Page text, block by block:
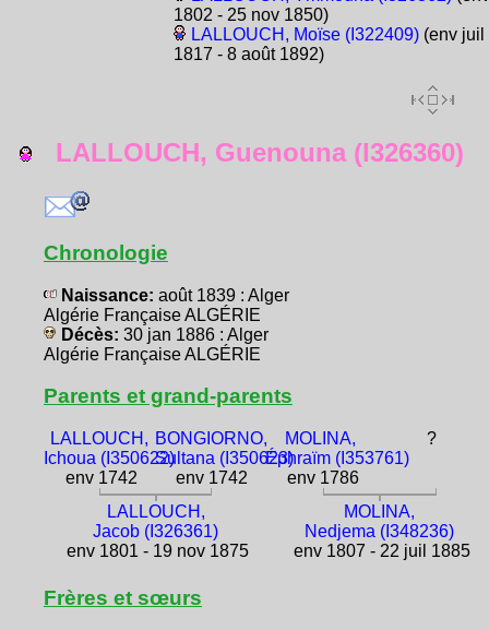
1802 - 25 nov 1850)
LALLOUCH, Moïse (I322409)(env juil
1817 - 8 août 1892)
LALLOUCH, Guenouna (I326360)
Chronologie
Naissance: août 1839 : Alger
Algérie Française ALGÉRIE
Décès: 30 jan 1886 : Alger
Algérie Française ALGÉRIE
Parents et grand-parents
LALLOUCH,
Ichoua (I350622)
env 1742
BONGIORNO,
Sultana (I350623)
env 1742
MOLINA,
Éphraïm (I353761)
env 1786
?
LALLOUCH,
Jacob (I326361)
env 1801 - 19 nov 1875
MOLINA,
Nedjema (I348236)
env 1807 - 22 juil 1885
Frères et sœurs